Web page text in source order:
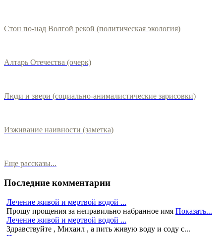
Стон по-над Волгой рекой (политическая экология)
Алтарь Отечества (очерк)
Люди и звери (социально-анималистические зарисовки)
Изживание наивности (заметка)
Еще рассказы...
Последние комментарии
Лечение живой и мертвой водой ...
Прошу прощения за неправильно набранное имя Показать...
Лечение живой и мертвой водой ...
Здравствуйте , Михаил , а пить живую воду и соду с...